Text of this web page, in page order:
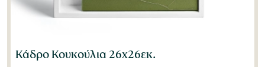
Κάδρο Κουκούλια 26x26εκ.